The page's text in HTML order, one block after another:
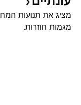
מציג את תנועות
מגמות חוזרות.